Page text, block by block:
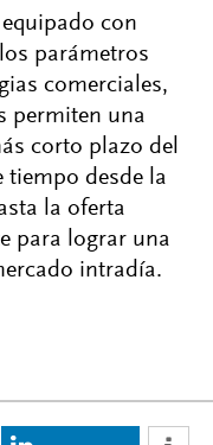
con
parámetros
comerciales,
permiten una
corto plazo del
tiempo desde la
la oferta
para lograr una
intradía.